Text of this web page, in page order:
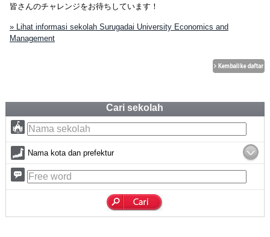
皆さんのチャレンジをお待ちしています！
» Lihat informasi sekolah Surugadai University Economics and
Management
Cari sekolah
Nama kota dan prefektur